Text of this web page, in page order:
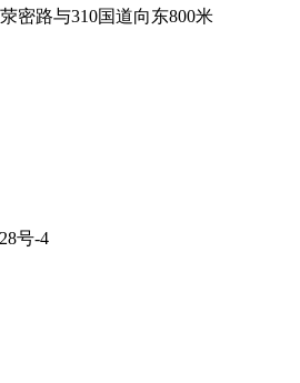
密路与310国道向东800米
号-4